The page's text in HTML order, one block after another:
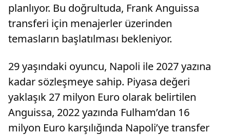
planlıyor. Bu doğrultuda, Frank Anguissa
transferi için menajerler üzerinden
temasların başlatılması bekleniyor.
29 yaşındaki oyuncu, Napoli ile 2027 yazına
kadar sözleşmeye sahip. Piyasa değeri
yaklaşık 27 milyon Euro olarak belirtilen
Anguissa, 2022 yazında Fulham’dan 16
milyon Euro karşılığında Napoli’ye transfer